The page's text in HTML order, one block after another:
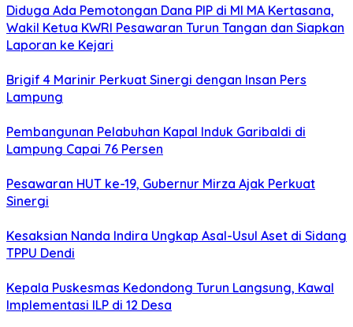
Diduga Ada Pemotongan Dana PIP di MI MA Kertasana,
Wakil Ketua KWRI Pesawaran Turun Tangan dan Siapkan
Laporan ke Kejari
Brigif 4 Marinir Perkuat Sinergi dengan Insan Pers
Lampung
Pembangunan Pelabuhan Kapal Induk Garibaldi di
Lampung Capai 76 Persen
Pesawaran HUT ke-19, Gubernur Mirza Ajak Perkuat
Sinergi
Kesaksian Nanda Indira Ungkap Asal-Usul Aset di Sidang
TPPU Dendi
Kepala Puskesmas Kedondong Turun Langsung, Kawal
Implementasi ILP di 12 Desa